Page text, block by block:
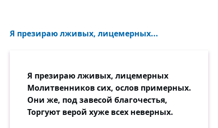
Я презираю лживых, лицемерных...
Я презираю лживых, лицемерных
Молитвенников сих, ослов примерных.
Они же, под завесой благочестья,
Торгуют верой хуже всех неверных.